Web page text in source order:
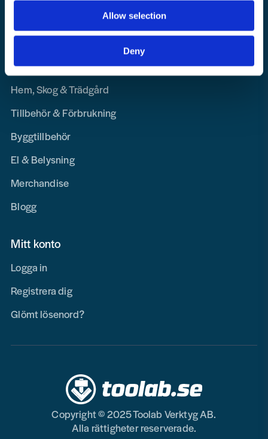
Allow selection
Deny
Personligt Skydd & Kläder
Hem, Skog & Trädgård
Tillbehör & Förbrukning
Byggtillbehör
El & Belysning
Merchandise
Blogg
Mitt konto
Logga in
Registrera dig
Glömt lösenord?
Copyright © 2025 Toolab Verktyg AB.
Alla rättigheter reserverade.